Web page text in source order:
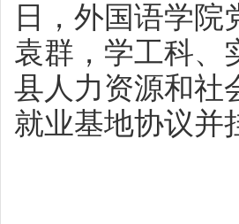
日，外国语学
袁群，学工科、
县人力资源和社
就业基地协议并